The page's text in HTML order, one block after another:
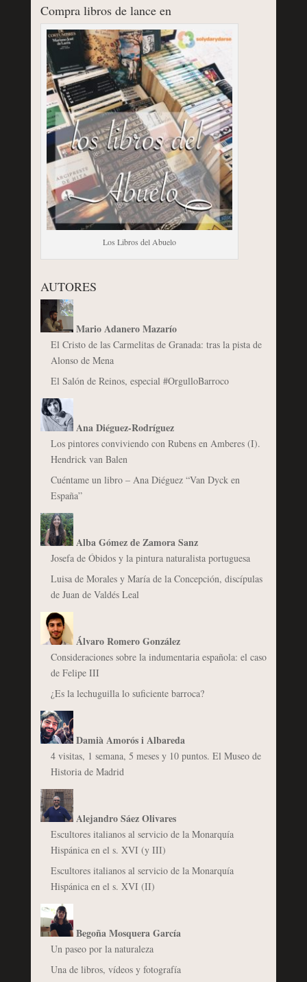
Compra libros de lance en
Los Libros del Abuelo
AUTORES
Mario Adanero Mazarío
El Cristo de las Carmelitas de Granada: tras la pista de
Alonso de Mena
El Salón de Reinos, especial #OrgulloBarroco
Ana Diéguez-Rodríguez
Los pintores conviviendo con Rubens en Amberes (I).
Hendrick van Balen
Cuéntame un libro – Ana Diéguez “Van Dyck en
España”
Alba Gómez de Zamora Sanz
Josefa de Óbidos y la pintura naturalista portuguesa
Luisa de Morales y María de la Concepción, discípulas
de Juan de Valdés Leal
Álvaro Romero González
Consideraciones sobre la indumentaria española: el caso
de Felipe III
¿Es la lechuguilla lo suficiente barroca?
Damià Amorós i Albareda
4 visitas, 1 semana, 5 meses y 10 puntos. El Museo de
Historia de Madrid
Alejandro Sáez Olivares
Escultores italianos al servicio de la Monarquía
Hispánica en el s. XVI (y III)
Escultores italianos al servicio de la Monarquía
Hispánica en el s. XVI (II)
Begoña Mosquera García
Un paseo por la naturaleza
Una de libros, vídeos y fotografía